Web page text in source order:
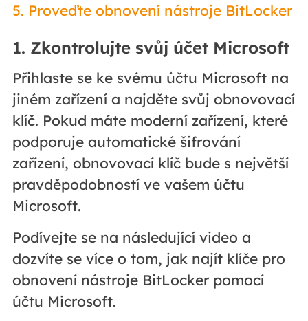
5. Proveďte obnovení nástroje BitLocker
1. Zkontrolujte svůj účet Microsoft
Přihlaste se ke svému účtu Microsoft na
jiném zařízení a najděte svůj obnovovací
klíč. Pokud máte moderní zařízení, které
podporuje automatické šifrování
zařízení, obnovovací klíč bude s největší
pravděpodobností ve vašem účtu
Microsoft.
Podívejte se na následující video a
dozvíte se více o tom, jak najít klíče pro
obnovení nástroje BitLocker pomocí
účtu Microsoft.